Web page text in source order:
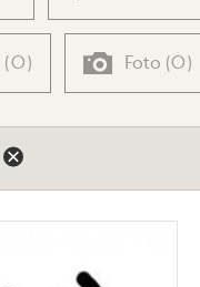
(0) Foto (0)